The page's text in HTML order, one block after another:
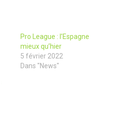
Pro League : l’Espagne
mieux qu’hier
5 février 2022
Dans "News"